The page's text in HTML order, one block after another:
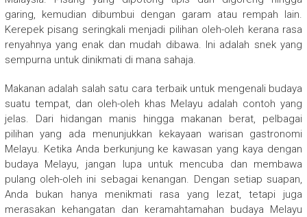
garing, kemudian dibumbui dengan garam atau rempah lain.
Kerepek pisang seringkali menjadi pilihan oleh-oleh kerana rasa
renyahnya yang enak dan mudah dibawa. Ini adalah snek yang
sempurna untuk dinikmati di mana sahaja.
Makanan adalah salah satu cara terbaik untuk mengenali budaya
suatu tempat, dan oleh-oleh khas Melayu adalah contoh yang
jelas. Dari hidangan manis hingga makanan berat, pelbagai
pilihan yang ada menunjukkan kekayaan warisan gastronomi
Melayu. Ketika Anda berkunjung ke kawasan yang kaya dengan
budaya Melayu, jangan lupa untuk mencuba dan membawa
pulang oleh-oleh ini sebagai kenangan. Dengan setiap suapan,
Anda bukan hanya menikmati rasa yang lezat, tetapi juga
merasakan kehangatan dan keramahtamahan budaya Melayu